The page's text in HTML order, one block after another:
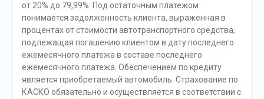
от 20% до 79,99%. Под остаточным платежом
понимается задолженность клиента, выраженная в
процентах от стоимости автотранспортного средства,
подлежащая погашению клиентом в дату последнего
ежемесячного платежа в составе последнего
ежемесячного платежа. Обеспечением по кредиту
является приобретаемый автомобиль. Страхование по
КАСКО обязательно и осуществляется в соответствии с